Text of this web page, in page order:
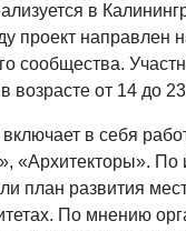
в
проект направлен
сообщества.
возрасте от 14 до 23
в себя
«Архитекторы». По
план развития
По мнению